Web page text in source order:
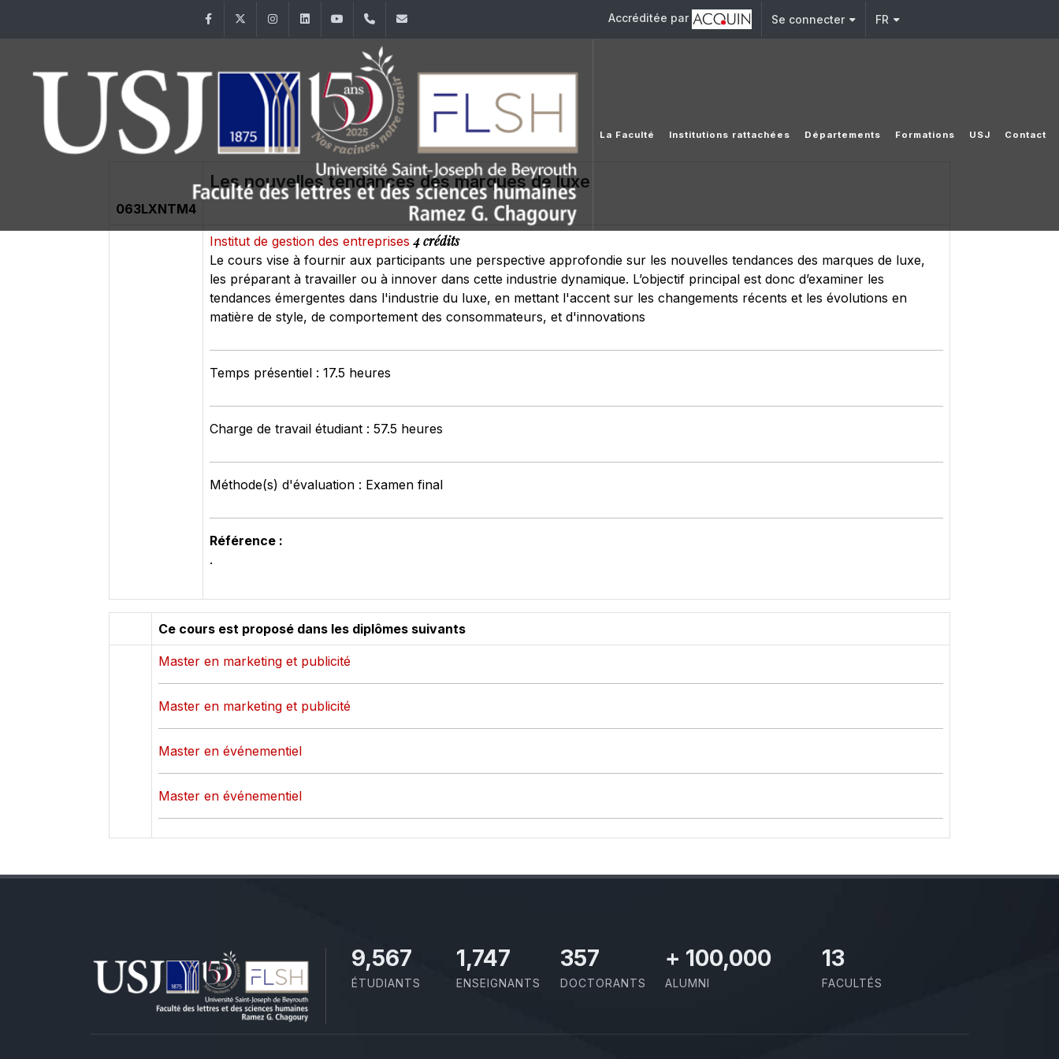
FacebookTwitter InstagramLinkedInYouTube+961 (1) 421 000 Accréditée par Se connecter FR
La Faculté Institutions rattachées Départements Formations USJ Contact
063LXNTM4
Les nouvelles tendances des marques de luxe
Institut de gestion des entreprises4 crédits
Le cours vise à fournir aux participants une perspective approfondie sur les nouvelles tendances des marques de luxe,
les préparant à travailler ou à innover dans cette industrie dynamique. L’objectif principal est donc d’examiner les
tendances émergentes dans l'industrie du luxe, en mettant l'accent sur les changements récents et les évolutions en
matière de style, de comportement des consommateurs, et d'innovations
Temps présentiel : 17.5 heures
Charge de travail étudiant : 57.5 heures
Méthode(s) d'évaluation : Examen final
Référence :
.
Ce cours est proposé dans les diplômes suivants
Master en marketing et publicité
Master en marketing et publicité
Master en événementiel
Master en événementiel
10,801
ÉTUDIANTS
1,973
ENSEIGNANTS
403
DOCTORANTS
+ 100,000
ALUMNI
13
FACULTÉS